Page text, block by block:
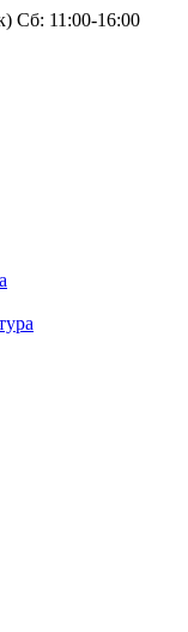
Сб: 11:00-16:00